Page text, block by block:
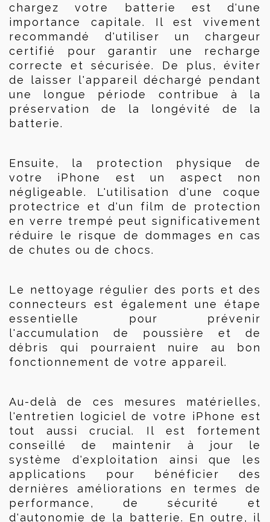
chargez votre batterie est d'une
importance capitale. Il est vivement
recommandé d'utiliser un chargeur
certifié pour garantir une recharge
correcte et sécurisée. De plus, éviter
de laisser l'appareil déchargé pendant
une longue période contribue à la
préservation de la longévité de la
batterie.
Ensuite, la protection physique de
votre iPhone est un aspect non
négligeable. L'utilisation d'une coque
protectrice et d'un film de protection
en verre trempé peut significativement
réduire le risque de dommages en cas
de chutes ou de chocs.
Le nettoyage régulier des ports et des
connecteurs est également une étape
essentielle pour prévenir
l'accumulation de poussière et de
débris qui pourraient nuire au bon
fonctionnement de votre appareil.
Au-delà de ces mesures matérielles,
l'entretien logiciel de votre iPhone est
tout aussi crucial. Il est fortement
conseillé de maintenir à jour le
système d'exploitation ainsi que les
applications pour bénéficier des
dernières améliorations en termes de
performance, de sécurité et
d'autonomie de la batterie. En outre, il